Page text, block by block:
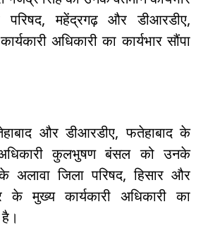
महेंद्रगढ़ और डीआरडीए,
अधिकारी का कार्यभार सौंपा
और डीआरडीए, फतेहाबाद के
अधिकारी कुलभुषण बंसल को उनके
के अलावा जिला परिषद, हिसार और
के मुख्य कार्यकारी अधिकारी का
है।